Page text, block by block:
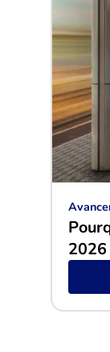
2026